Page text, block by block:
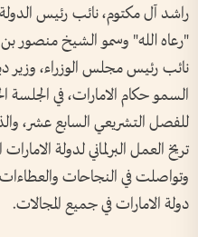
راشد آل مكتوم، نائب رئيس
"رعاه الله" وسمو الشيخ منصور بن
نائب رئيس مجلس الوزراء، وزير
السمو حكام الامارات، في الجلسة
للفصل التشريعي السابع عشر،
تريخ العمل البرلماني لدولة
وتواصلت في النجاحات
دولة الامارات في جميع المجالات.